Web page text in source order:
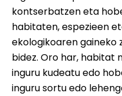
kontserbatzen eta
habitaten, espezieen
ekologikoaren gaineko
bidez. Oro har, habitat
inguru kudeatu edo
inguru sortu edo